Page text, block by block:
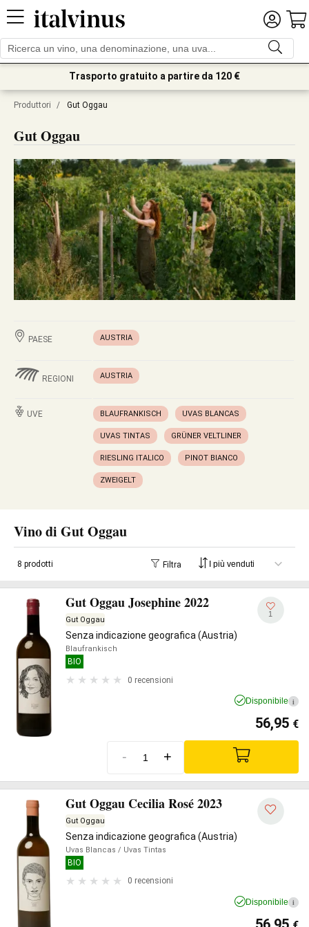
Trasporto gratuito a partire da 120 €
Produttori / Gut Oggau
Gut Oggau
PAESE AUSTRIA
REGIONI AUSTRIA
UVE BLAUFRANKISCH UVAS BLANCAS
UVAS TINTAS GRÜNER VELTLINER
RIESLING ITALICO PINOT BIANCO
ZWEIGELT
Vino di Gut Oggau
8 prodotti Filtra
Gut Oggau Josephine 2022
Gut Oggau
Senza indicazione geografica (Austria)
Blaufrankisch
BIO
0 recensioni
1
Disponibile i
56,95 €
- +
Gut Oggau Cecilia Rosé 2023
Gut Oggau
Senza indicazione geografica (Austria)
Uvas Blancas / Uvas Tintas
BIO
0 recensioni
Disponibile i